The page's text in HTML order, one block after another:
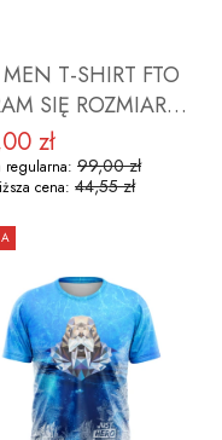
T-SHIRT FTO
ROZMIAR
promocyjna
zł
regularna: 99,00 zł
cena: 44,55 zł
DO KOSZYKA